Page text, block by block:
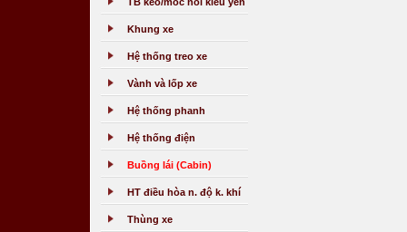
Khung xe
Hệ thống treo xe
Vành và lốp xe
Hệ thống phanh
Hệ thống điện
Buồng lái (Cabin)
HT điều hòa n. độ k. khí
Thùng xe